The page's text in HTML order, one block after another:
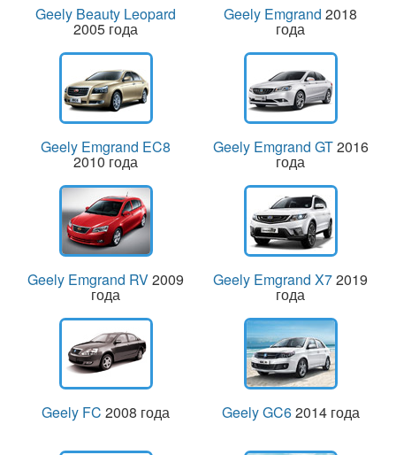
Geely Beauty Leopard
2005 года
Geely Emgrand 2018
года
Geely Emgrand EC8
2010 года
Geely Emgrand GT2016
года
Geely Emgrand RV2009
года
Geely Emgrand X72019
года
Geely FC 2008 года Geely GC62014 года